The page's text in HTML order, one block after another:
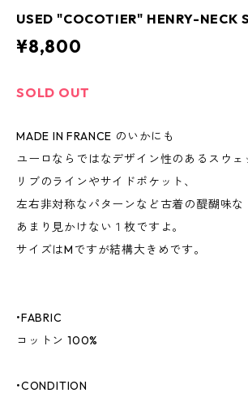
USED "COCOTIER" HENRY-NECK
¥8,800
SOLD OUT
MADE IN FRANCE のいかにも
ユーロならではなデザイン性のあるスウェ
リブのラインやサイドポケット、
左右非対称なパターンなど古着の醍醐味な
あまり見かけない１枚ですよ。
サイズはMですが結構大きめです。
•FABRIC
コットン 100%
•CONDITION